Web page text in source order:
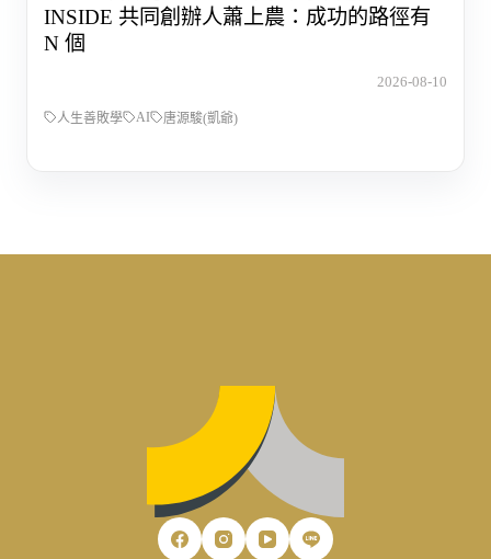
INSIDE 共同創辦人蕭上農：成功的路徑有
N 個
2026-08-10
人生善敗學 AI 唐源駿(凱爺)